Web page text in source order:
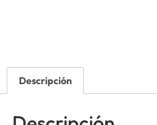
Descripción